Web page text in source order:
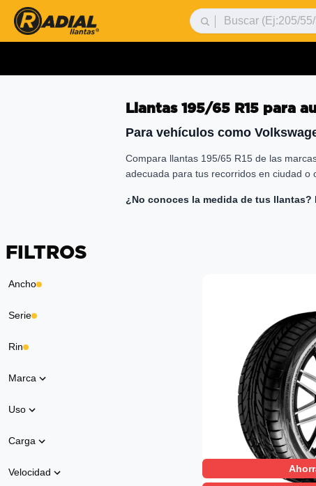
Llantas 195/65 R15 para
Para vehículos como
Compara llantas 195/65 R15 de las
adecuada para tus recorridos en ciudad o
¿No conoces la medida de tus
FILTROS
Ancho
Serie
Rin
Marca
Uso
Carga
Velocidad